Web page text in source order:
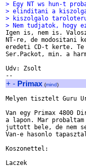
> Egy NT ws hun-t
> elinditani a
> kiszolgalo
> Nem tudjatok, hogy
Igen is, nem is.
NT-re, de modositani
eredeti CD-t kerte.
Ser.Packot, min. a
Udv: Zsolt
+ - Primax (mind)
Melyen tisztelt Guru
Van egy Primax 4800
a lapon. Mar
juttott bele, de nem
Van-e hasonlo
Koszonettel: